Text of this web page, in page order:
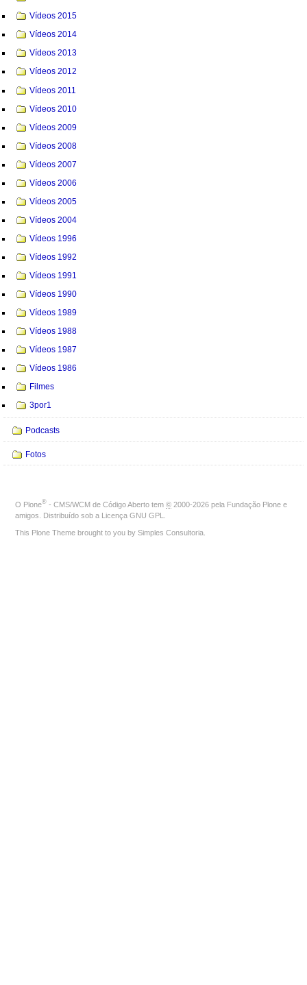
Vídeos 2015
Vídeos 2014
Vídeos 2013
Vídeos 2012
Vídeos 2011
Vídeos 2010
Vídeos 2009
Vídeos 2008
Vídeos 2007
Vídeos 2006
Vídeos 2005
Vídeos 2004
Vídeos 1996
Vídeos 1992
Vídeos 1991
Vídeos 1990
Vídeos 1989
Vídeos 1988
Vídeos 1987
Vídeos 1986
Filmes
3por1
Podcasts
Fotos
O Plone® - CMS/WCM de Código Aberto tem © 2000-2026 pela Fundação Plone e
amigos. Distribuído sob a Licença GNU GPL
This Plone Theme brought to you by Simples Consultoria